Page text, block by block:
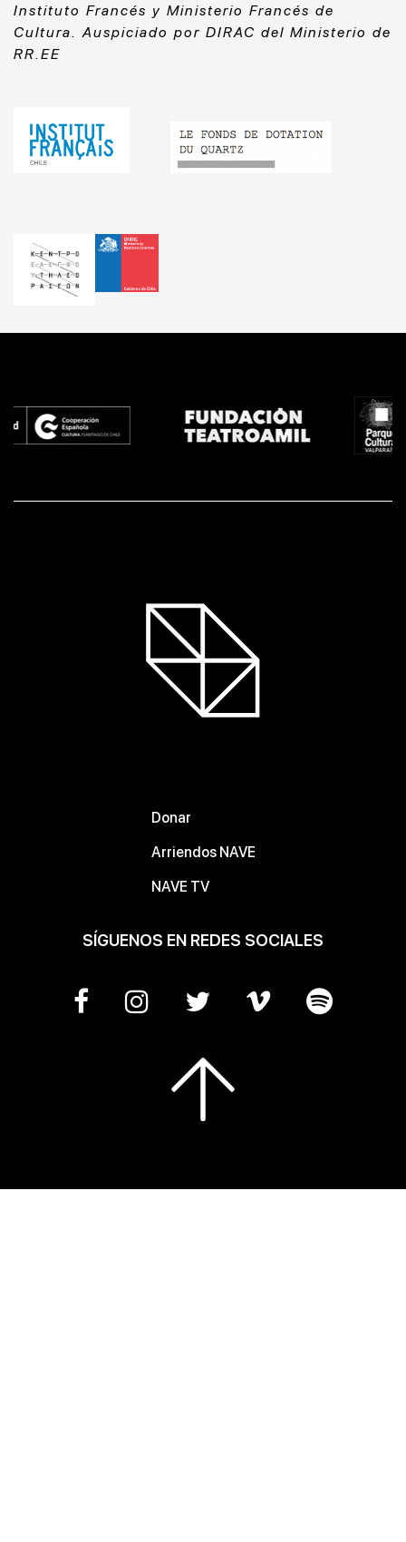
Instituto Francés y Ministerio Francés de
Cultura. Auspiciado por DIRAC del Ministerio de
RR.EE
Donar
Arriendos NAVE
NAVE TV
SÍGUENOS EN REDES SOCIALES